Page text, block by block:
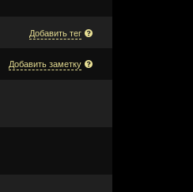
Добавить тег
Добавить заметку